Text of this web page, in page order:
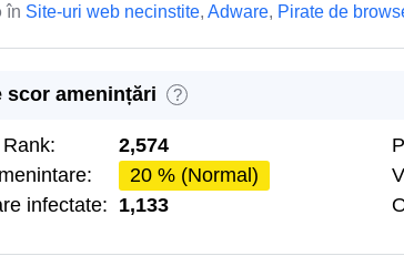
în Site-uri web necinstite, Adware, Pirate de
scor amenințări ?
2,574
20 % (Normal)
infectate: 1,133